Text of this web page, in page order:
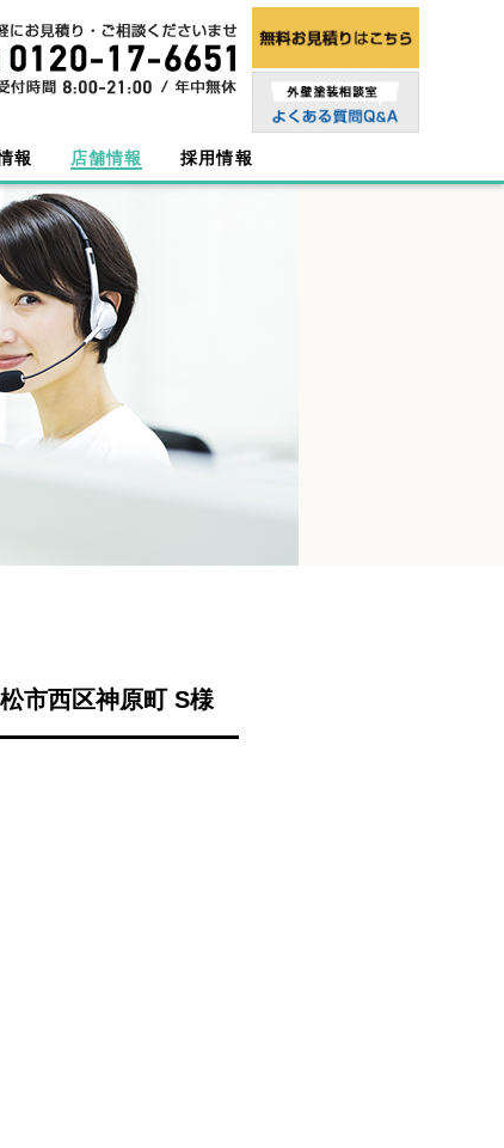
報 店舗情報 採用情報
市西区神原町 S様